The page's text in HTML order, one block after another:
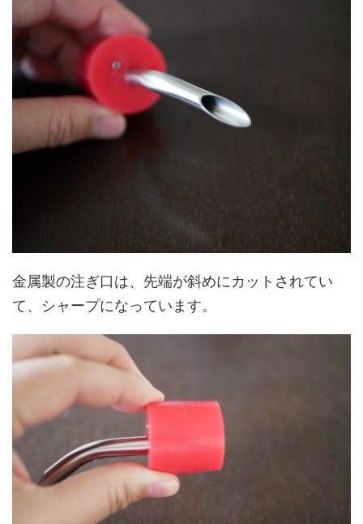
金属製の注ぎ口は、先端が斜めにカットされてい
て、シャープになっています。